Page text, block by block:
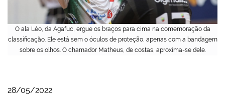
O ala Léo, da Agafuc, ergue os braços para cima na comemoração da
classificação. Ele está sem o óculos de proteção, apenas com a bandagem
sobre os olhos. O chamador Matheus, de costas, aproxima-se dele.
28/05/2022